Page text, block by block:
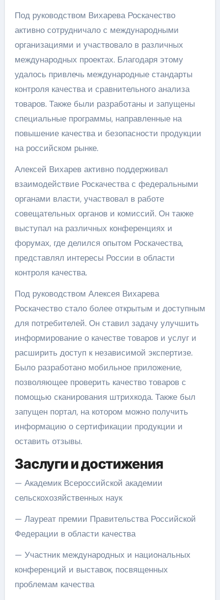
Под руководством Вихарева Роскачество
активно сотрудничало с международными
организациями и участвовало в различных
международных проектах. Благодаря этому
удалось привлечь международные стандарты
контроля качества и сравнительного анализа
товаров. Также были разработаны и запущены
специальные программы, направленные на
повышение качества и безопасности продукции
на российском рынке.
Алексей Вихарев активно поддерживал
взаимодействие Роскачества с федеральными
органами власти, участвовал в работе
совещательных органов и комиссий. Он также
выступал на различных конференциях и
форумах, где делился опытом Роскачества,
представлял интересы России в области
контроля качества.
Под руководством Алексея Вихарева
Роскачество стало более открытым и доступным
для потребителей. Он ставил задачу улучшить
информирование о качестве товаров и услуг и
расширить доступ к независимой экспертизе.
Было разработано мобильное приложение,
позволяющее проверить качество товаров с
помощью сканирования штрихкода. Также был
запущен портал, на котором можно получить
информацию о сертификации продукции и
оставить отзывы.
Заслуги и достижения
— Академик Всероссийской академии
сельскохозяйственных наук
— Лауреат премии Правительства Российской
Федерации в области качества
— Участник международных и национальных
конференций и выставок, посвященных
проблемам качества